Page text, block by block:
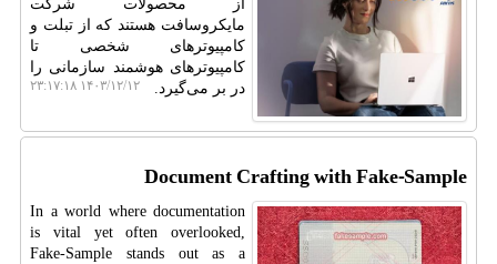
از محصولات شرکت
مایکروسافت هستند که از تبلت و
کامپیوترهای شخصی تا
کامپیوترهای هوشمند سازمانی را
در بر می‌گیرد.
۱۴۰۳/۱۲/۱۲ ۲۳:۱۷:۱۸
Document Crafting with Fake-Sample
In a world where documentation
is vital yet often overlooked,
Fake-Sample stands out as a